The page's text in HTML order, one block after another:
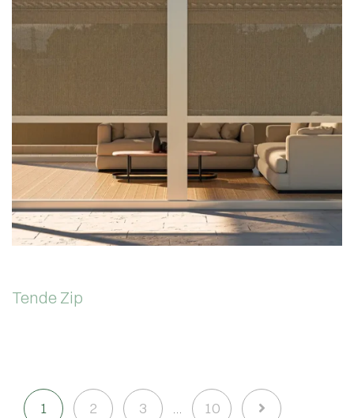
Tende Zip
1 2 3 … 10